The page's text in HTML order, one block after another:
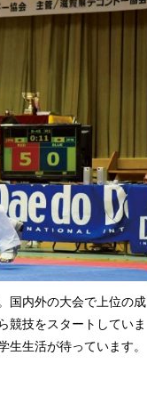
国内外の大会で上位の成
競技をスタートしていま
生活が待っています。